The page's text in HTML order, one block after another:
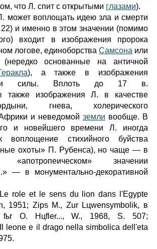
что Л. спит с открытыми глазами).
может воплощать идею зла и смерти
и именно в этом значении (помимо
входит в изображения пророка
логове, единоборства Самсона или
основанные на античной
), а также в изображения
силы. Вплоть до 17 в.
также изображения Л. в качестве
гнева, холерического
и неведомой земли вообще. В
и новейшего времени Л. иногда
воплощение стихийного буйства
охоты» П. Рубенса), но чаще — в
«апотропеическом» значении
— в монументально-декоративной
role et le sens du lion dans l'Egypte
1951; Zips M., Zur Lцwensymbolik, в
fьr О. Hцfler..., W., 1968, S. 507;
leone e il drago nella simbolica dell'etа